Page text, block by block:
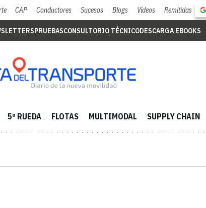
CAP Conductores Sucesos Blogs Vídeos Remitidas
PRUEBASCONSULTORIO TÉCNICODESCARGA EBOOKS
5º RUEDA FLOTAS MULTIMODAL SUPPLY CHAIN